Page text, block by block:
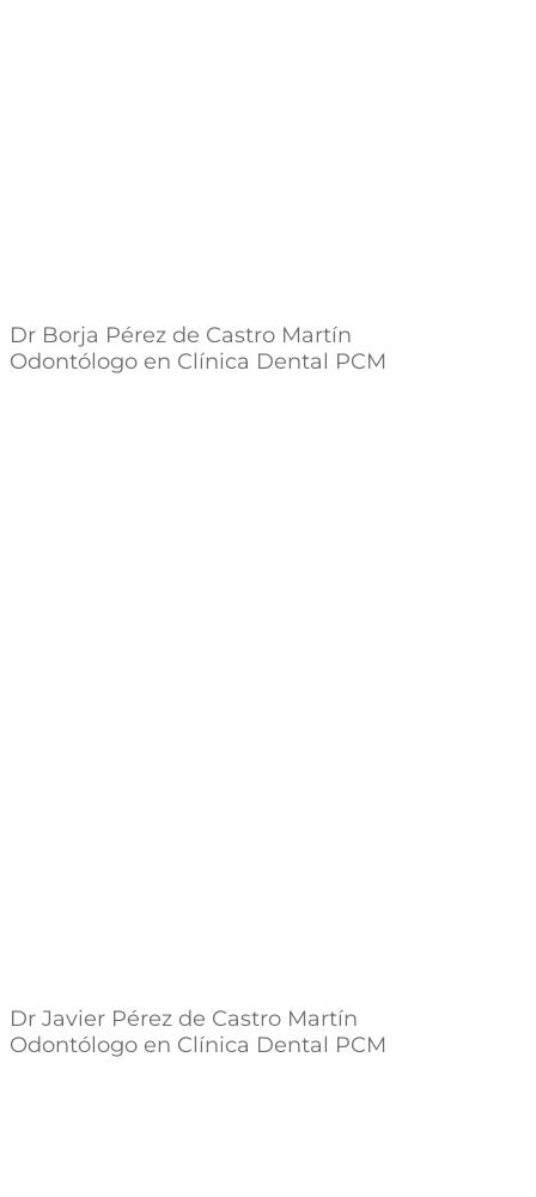
Dr Borja Pérez de Castro Martín
Odontólogo en Clínica Dental PCM
Dr Javier Pérez de Castro Martín
Odontólogo en Clínica Dental PCM